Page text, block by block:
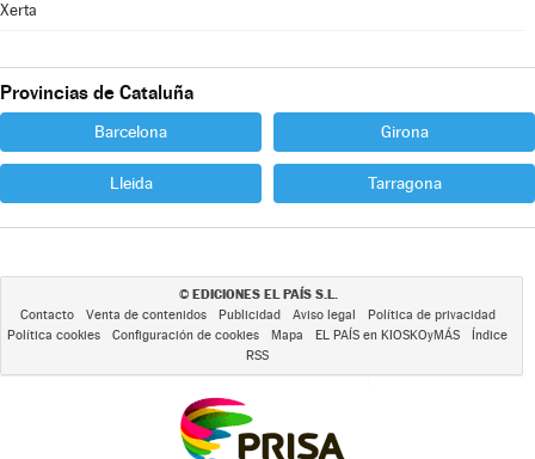
Xerta
Provincias de Cataluña
Barcelona Girona
Lleida Tarragona
© EDICIONES EL PAÍS S.L.
Contacto Venta de contenidos Publicidad Aviso legal
Política de privacidad
Política cookies
Configuración de cookies Mapa EL PAÍS en KIOSKOyMÁS
Índice
RSS